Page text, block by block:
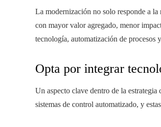
La modernización no solo responde a
con mayor valor agregado, menor
tecnología, automatización de procesos
Opta por integrar
Un aspecto clave dentro de la
sistemas de control automatizado, y